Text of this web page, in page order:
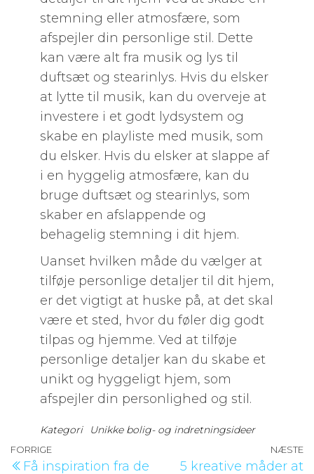
stemning eller atmosfære, som
afspejler din personlige stil. Dette
kan være alt fra musik og lys til
duftsæt og stearinlys. Hvis du elsker
at lytte til musik, kan du overveje at
investere i et godt lydsystem og
skabe en playliste med musik, som
du elsker. Hvis du elsker at slappe af
i en hyggelig atmosfære, kan du
bruge duftsæt og stearinlys, som
skaber en afslappende og
behagelig stemning i dit hjem.
Uanset hvilken måde du vælger at
tilføje personlige detaljer til dit hjem,
er det vigtigt at huske på, at det skal
være et sted, hvor du føler dig godt
tilpas og hjemme. Ved at tilføje
personlige detaljer kan du skabe et
unikt og hyggeligt hjem, som
afspejler din personlighed og stil.
Kategori Unikke bolig- og indretningsideer
Indlægsnavigation
Forrige
FORRIGE
Få inspiration fra de
NÆSTE
5 kreative måder at